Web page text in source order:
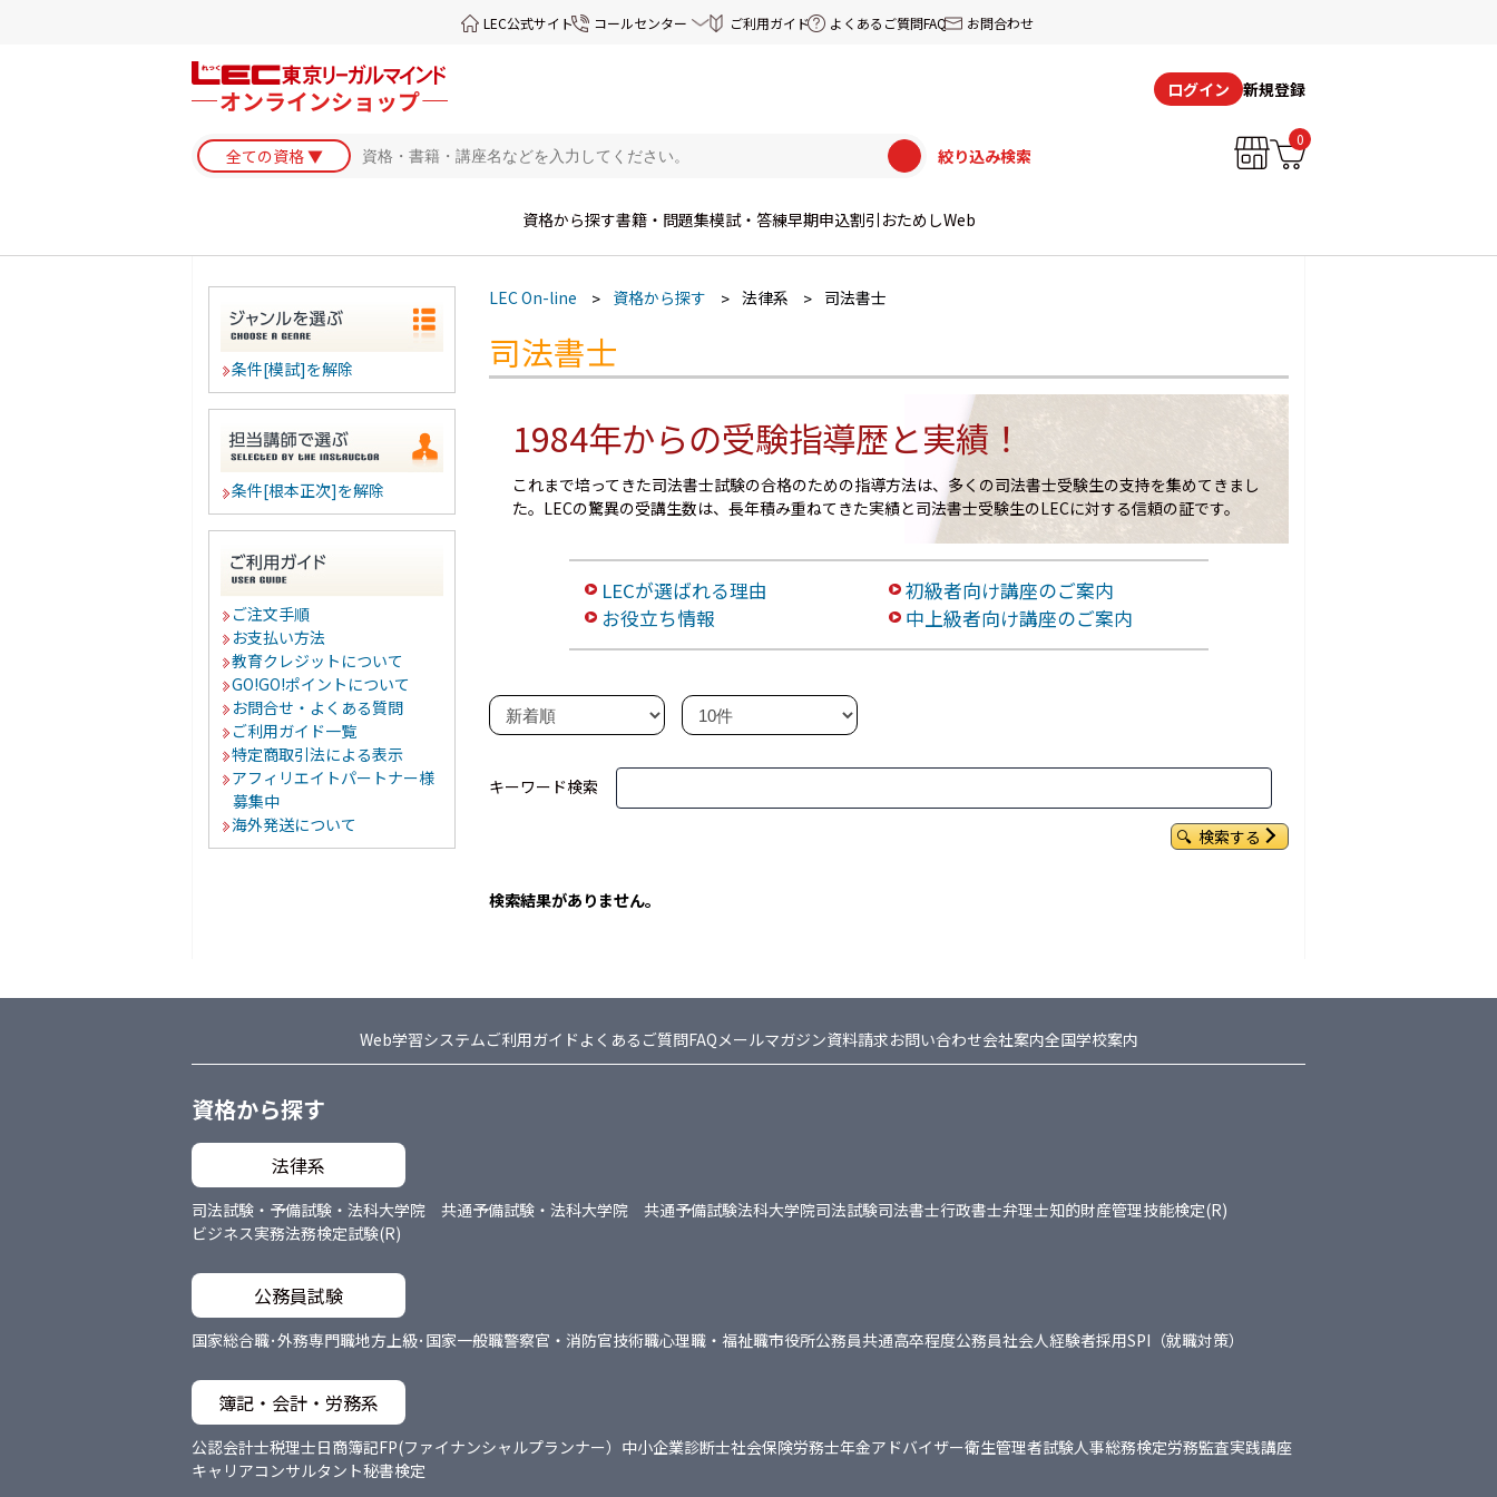
LEC公式サイト コールセンター ご利用ガイド よくあるご質問FAQ お問合わせ
ログイン 新規登録
絞り込み検索
0
資格から探す書籍・問題集模試・答練早期申込割引 おためしWeb
条件[模試]を解除
条件[根本正次]を解除
ご注文手順
お支払い方法
教育クレジットについて
GO!GO!ポイントについて
お問合せ・よくある質問
ご利用ガイド一覧
特定商取引法による表示
アフィリエイトパートナー様
募集中
海外発送について
LEC On-line 資格から探す 法律系 司法書士
司法書士
1984年からの受験指導歴と実績！
これまで培ってきた司法書士試験の合格のための指導方法は、多くの司法書士受験生の支持を集めてきまし
た。LECの驚異の受講生数は、長年積み重ねてきた実績と司法書士受験生のLECに対する信頼の証です。
LECが選ばれる理由
お役立ち情報
初級者向け講座のご案内
中上級者向け講座のご案内
キーワード検索
検索する
検索結果がありません。
Web学習システムご利用ガイド よくあるご質問FAQ メールマガジン資料請求お問い合わせ会社案内全国学校案内
資格から探す
法律系
司法試験・予備試験・法科大学院 共通予備試験・法科大学院 共通予備試験法科大学院司法試験司法書士行政書士弁理士知的財産管理技能検定(R)
ビジネス実務法務検定試験(R)
公務員試験
国家総合職･外務専門職地方上級･国家一般職警察官・消防官技術職心理職・福祉職市役所公務員共通高卒程度公務員社会人経験者採用SPI（就職対策）
簿記・会計・労務系
公認会計士税理士日商簿記FP(ファイナンシャルプランナー） 中小企業診断士社会保険労務士年金アドバイザー衛生管理者試験人事総務検定労務監査実践講座
キャリアコンサルタント秘書検定